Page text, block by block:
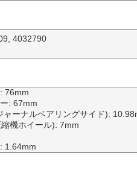
4032790
76mm
: 67mm
ャーナルベアリングサイド):
機ホイール): 7mm
1.64mm